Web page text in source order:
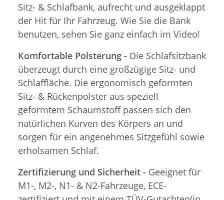
Sitz- & Schlafbank, aufrecht und ausgeklappt
der Hit für Ihr Fahrzeug. Wie Sie die Bank
benutzen, sehen Sie ganz einfach im Video!
Komfortable Polsterung - Die Schlafsitzbank
überzeugt durch eine großzügige Sitz- und
Schlaffläche. Die ergonomisch geformten
Sitz- & Rückenpolster aus speziell
geformtem Schaumstoff passen sich den
natürlichen Kurven des Körpers an und
sorgen für ein angenehmes Sitzgefühl sowie
erholsamen Schlaf.
Zertifizierung und Sicherheit - Geeignet für
M1-, M2-, N1- & N2-Fahrzeuge, ECE-